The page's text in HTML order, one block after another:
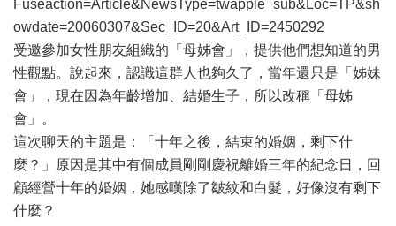
Fuseaction=Article&NewsType=twapple_sub&Loc=TP&sh
owdate=20060307&Sec_ID=20&Art_ID=2450292
受邀參加女性朋友組織的「母姊會」，提供他們想知道的男
性觀點。說起來，認識這群人也夠久了，當年還只是「姊妹
會」，現在因為年齡增加、結婚生子，所以改稱「母姊
會」。
這次聊天的主題是：「十年之後，結束的婚姻，剩下什
麼？」原因是其中有個成員剛剛慶祝離婚三年的紀念日，回
顧經營十年的婚姻，她感嘆除了皺紋和白髮，好像沒有剩下
什麼？